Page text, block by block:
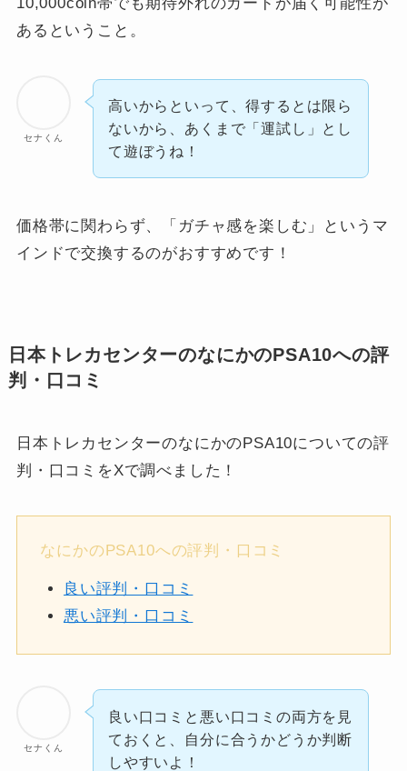
あるということ。
セナくん
高いからといって、得するとは限ら
ないから、あくまで「運試し」とし
て遊ぼうね！
価格帯に関わらず、「ガチャ感を楽しむ」というマ
インドで交換するのがおすすめです！
日本トレカセンターのなにかのPSA10への評
判・口コミ
日本トレカセンターのなにかのPSA10についての評
判・口コミをXで調べました！
なにかのPSA10への評判・口コミ
良い評判・口コミ
悪い評判・口コミ
セナくん
良い口コミと悪い口コミの両方を見
ておくと、自分に合うかどうか判断
しやすいよ！